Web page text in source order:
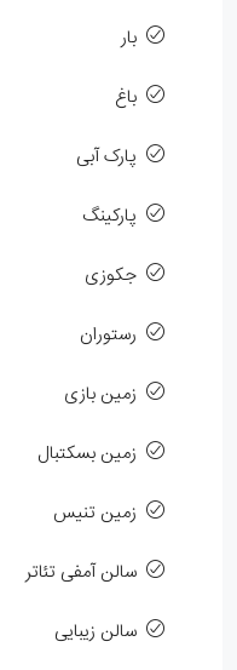
بار
باغ
پارک آبی
پارکینگ
جکوزی
رستوران
زمین بازی
زمین بسکتبال
زمین تنیس
سالن آمفی تئاتر
سالن زیبایی